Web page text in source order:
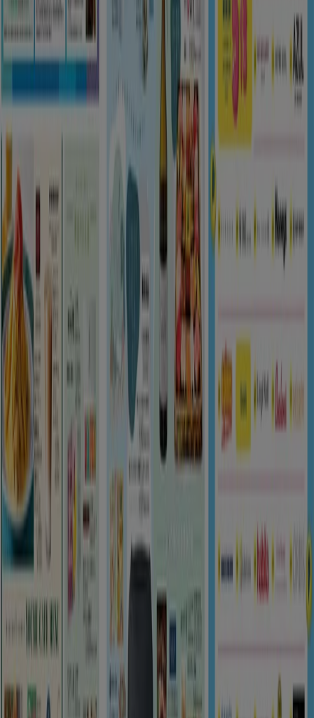
注目のセール商品
シェルター ランタン カーテン
ケア
スーツケース
あなたのまちのTiendeo
東京都 名古屋市 福岡市 札幌市
戸市
仙台市 京都市 さいたま市
市
北九州市
渋谷区
都道府県一覧へ
Tiendeo international
United Kingdom
Brasil
Colombia
Argentina France
United States
Nederland
Deutschland Perú Chile
Portugal
Australia
Türkiye Polska Norge
Österreich
Sverige
Singapore South Africa
Canada
Danmark
Suomi Ελλάδα 한국
Belgique
Schweiz
United Arab Emirates România
Ceská republika
Slovenská republika
България
広告